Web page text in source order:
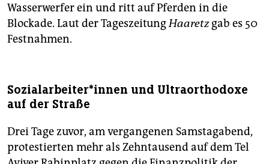
Wasserwerfer ein und ritt auf Pferden in die
Blockade. Laut der TageszeitungHaaretzgab es 50
Festnahmen.
Sozialarbeiter*innen und Ultraorthodoxe
auf der Straße
Drei Tage zuvor, am vergangenen Samstagabend,
protestierten mehr als Zehntausend auf dem Tel